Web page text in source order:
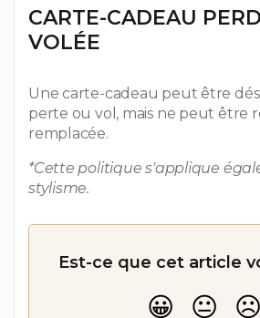
CARTE-CADEAU
VOLÉE
Une carte-cadeau peut être
perte ou vol, mais ne peut être
remplacée.
*Cette politique s'applique
stylisme.
Est-ce que cet article